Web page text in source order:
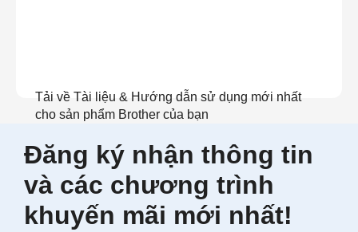
Tải về Tài liệu & Hướng dẫn sử dụng mới nhất
cho sản phẩm Brother của bạn
Xem tài liệu
Đăng ký nhận thông tin
và các chương trình
khuyến mãi mới nhất!